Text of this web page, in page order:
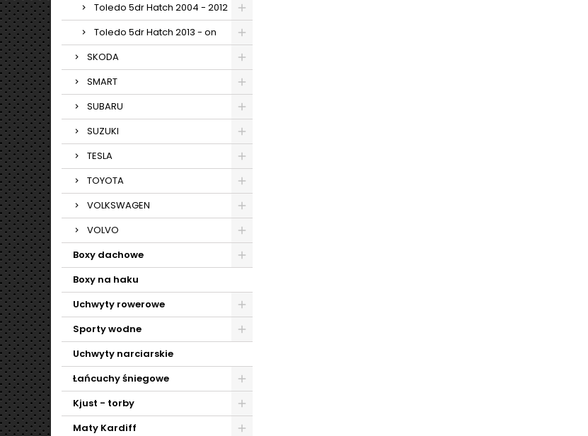
Toledo 5dr Hatch 2004 - 2012
Toledo 5dr Hatch 2013 - on
SKODA
SMART
SUBARU
SUZUKI
TESLA
TOYOTA
VOLKSWAGEN
VOLVO
Boxy dachowe
Boxy na haku
Uchwyty rowerowe
Sporty wodne
Uchwyty narciarskie
Łańcuchy śniegowe
Kjust - torby
Maty Kardiff